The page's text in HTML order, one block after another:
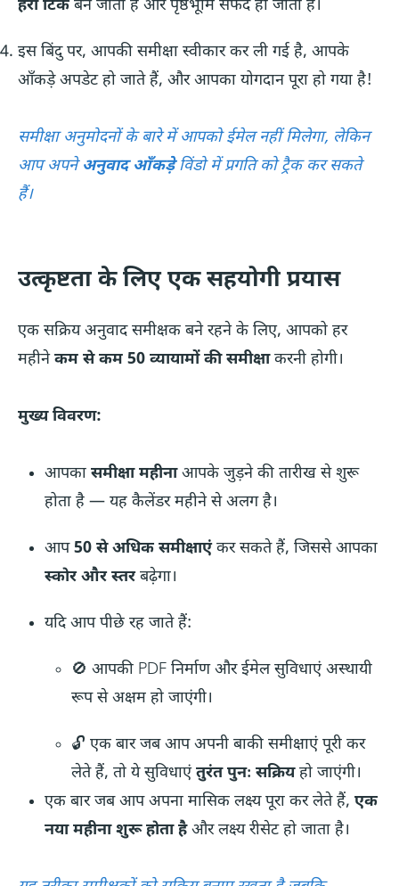
हरा टिक बन जाता है और पृष्ठभूमि सफेद हो जाती है।
इस बिंदु पर, आपकी समीक्षा स्वीकार कर ली गई है, आपके
आँकड़े अपडेट हो जाते हैं, और आपका योगदान पूरा हो गया है!
समीक्षा अनुमोदनों के बारे में आपको ईमेल नहीं मिलेगा, लेकिन
आप अपनेअनुवाद आँकड़ेविंडो में प्रगति को ट्रैक कर सकते
हैं।
उत्कृष्टता के लिए एक सहयोगी प्रयास
एक सक्रिय अनुवाद समीक्षक बने रहने के लिए, आपको हर
महीनेकम से कम 50 व्यायामों की समीक्षाकरनी होगी।
मुख्य विवरण:
आपकासमीक्षा महीनाआपके जुड़ने की तारीख से शुरू
होता है — यह कैलेंडर महीने से अलग है।
आप50 से अधिक समीक्षाएंकर सकते हैं, जिससे आपका
स्कोर और स्तरबढ़ेगा।
यदि आप पीछे रह जाते हैं:
🚫 आपकी PDF निर्माण और ईमेल सुविधाएं अस्थायी
रूप से अक्षम हो जाएंगी।
🔓 एक बार जब आप अपनी बाकी समीक्षाएं पूरी कर
लेते हैं, तो ये सुविधाएंतुरंत पुनः सक्रियहो जाएंगी।
एक बार जब आप अपना मासिक लक्ष्य पूरा कर लेते हैं,एक
नया महीना शुरू होता हैऔर लक्ष्य रीसेट हो जाता है।